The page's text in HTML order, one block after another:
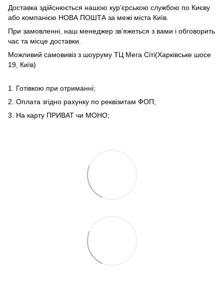
Доставка здійснюється нашою кур’єрською службою по Києву
або компанією НОВА ПОШТА за межі міста Київ.
При замовленні, наш менеджер зв’яжеться з вами і обговорить
час та місце доставки.
Можливий самовивіз з шоуруму ТЦ Мега Сіті(Харківське шосе
19, Київ)
1. Готівкою при отриманні;
2. Оплата згідно рахунку по реквізитам ФОП;
3. На карту ПРИВАТ чи МОНО;